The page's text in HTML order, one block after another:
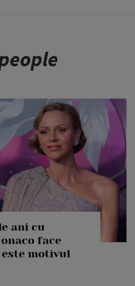
ani cu
face
motivul